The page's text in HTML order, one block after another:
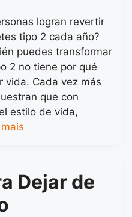
logran revertir
tipo 2 cada año?
puedes transformar
2 no tiene por qué
vida. Cada vez más
que con
estilo de vida,
Dejar de